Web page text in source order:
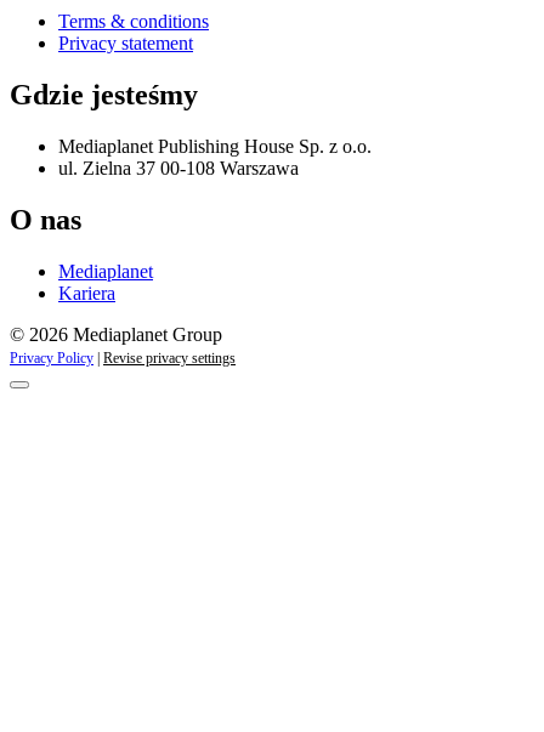
Terms & conditions
Privacy statement
Gdzie jesteśmy
Mediaplanet Publishing House Sp. z o.o.
ul. Zielna 37 00-108 Warszawa
O nas
Mediaplanet
Kariera
© 2026 Mediaplanet Group
Privacy Policy Revise privacy settings